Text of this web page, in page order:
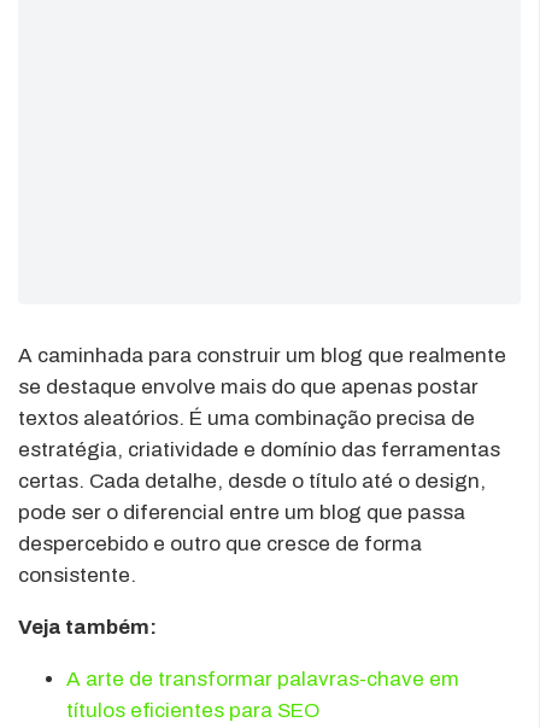
A caminhada para construir um blog que realmente
se destaque envolve mais do que apenas postar
textos aleatórios. É uma combinação precisa de
estratégia, criatividade e domínio das ferramentas
certas. Cada detalhe, desde o título até o design,
pode ser o diferencial entre um blog que passa
despercebido e outro que cresce de forma
consistente.
Veja também:
A arte de transformar palavras-chave em
títulos eficientes para SEO